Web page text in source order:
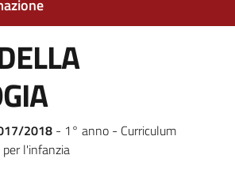
2018 - 1° anno - Curriculum
l'infanzia